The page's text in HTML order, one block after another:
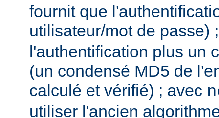
fournit que
utilisateur/mot de passe)
l'authentification plus un
(un condensé MD5 de
calculé et vérifié) ; avec
utiliser l'ancien